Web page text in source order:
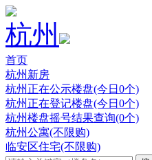
杭州
首页
杭州新房
杭州正在公示楼盘(今日0个)
杭州正在登记楼盘(今日0个)
杭州楼盘摇号结果查询(0个)
杭州公寓(不限购)
临安区住宅(不限购)